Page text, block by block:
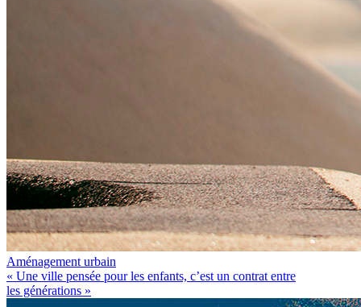
Aménagement urbain
« Une ville pensée pour les enfants, c’est un contrat entre
les générations »